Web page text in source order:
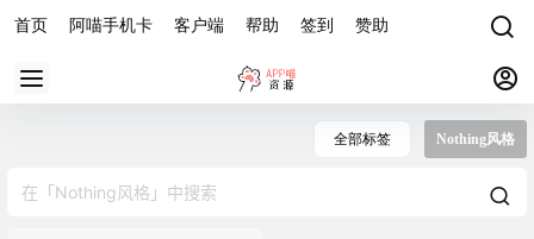
首页 阿喵手机卡 客户端 帮助 签到 赞助
全部标签 Nothing风格